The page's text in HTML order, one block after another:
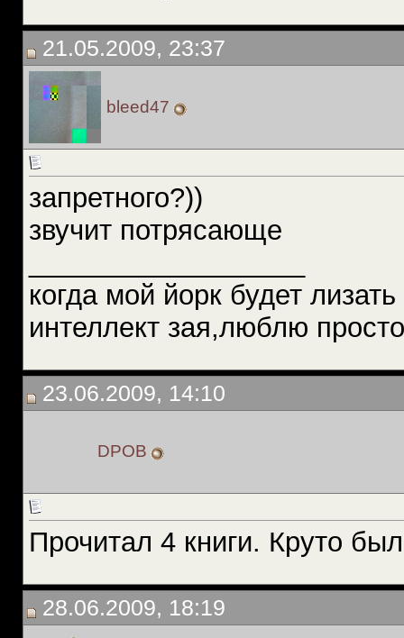
21.05.2009, 23:37
bleed47
запретного?))
звучит потрясающе
когда мой йорк будет
интеллект зая,люблю
23.06.2009, 14:10
DPOB
Прочитал 4 книги. Круто
28.06.2009, 18:19